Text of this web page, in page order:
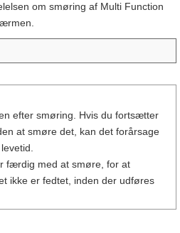
om smøring af Multi Function
efter smøring. Hvis du fortsætter
at smøre det, kan det forårsage
færdig med at smøre, for at
ikke er fedtet, inden der udføres